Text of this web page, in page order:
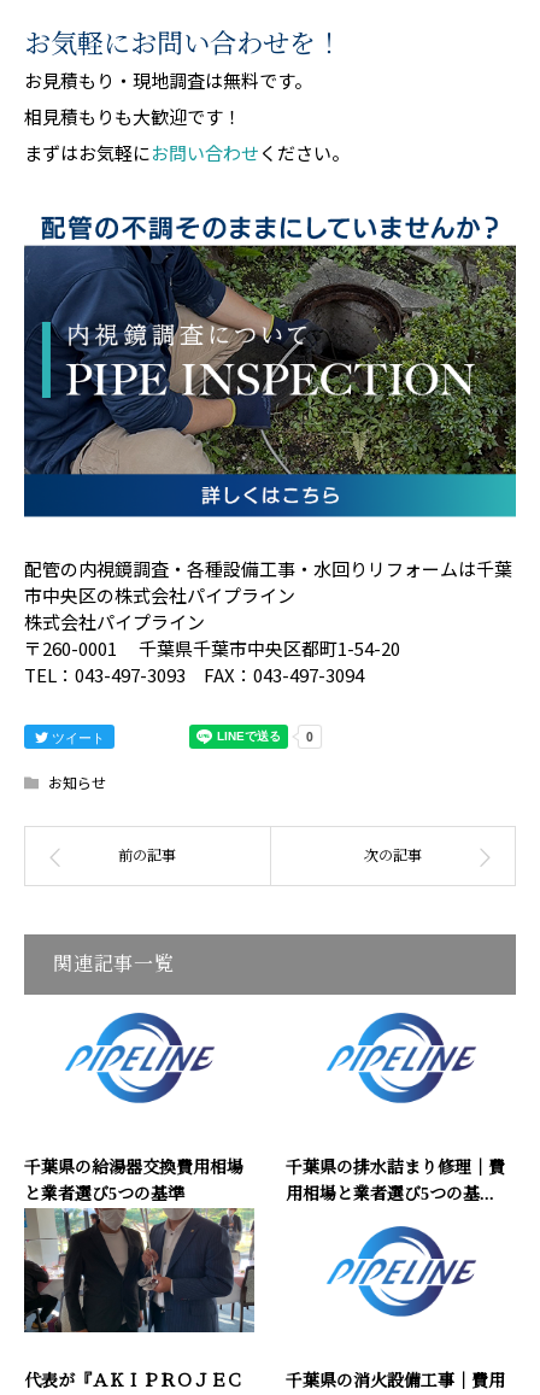
お気軽にお問い合わせを！
お見積もり・現地調査は無料です。
相見積もりも大歓迎です！
まずはお気軽にお問い合わせください。
配管の内視鏡調査・各種設備工事・水回りリフォームは千葉
市中央区の株式会社パイプライン
株式会社パイプライン
〒260-0001 千葉県千葉市中央区都町1-54-20
TEL：043-497-3093 FAX：043-497-3094
ツイート
お知らせ
関連記事一覧
千葉県の給湯器交換費用相場
と業者選び5つの基準
千葉県の排水詰まり修理｜費
用相場と業者選び5つの基...
代表が『ＡＫＩＰＲＯＪＥＣ 千葉県の消火設備工事｜費用